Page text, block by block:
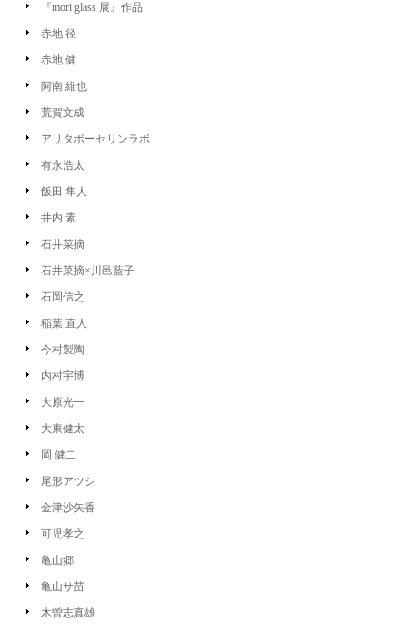
『mori glass 展』作品
赤地 径
赤地 健
阿南 維也
荒賀文成
アリタポーセリンラボ
有永浩太
飯田 隼人
井内 素
石井菜摘
石井菜摘×川邑藍子
石岡信之
稲葉 直人
今村製陶
内村宇博
大原光一
大東健太
岡 健二
尾形アツシ
金津沙矢香
可児孝之
亀山郷
亀山サ苗
木曽志真雄